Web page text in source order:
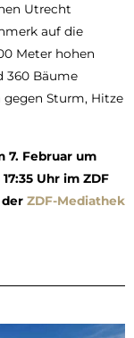
Utrecht
auf die
Meter hohen
360 Bäume
gegen Sturm, Hitze
7. Februar um
Uhr im ZDF
ZDF-Mediathek